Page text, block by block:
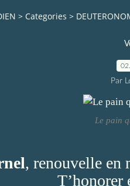
> Categories >
Par
Le pain
, renouvelle en
T’honorer